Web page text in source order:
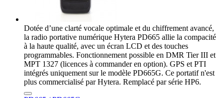
Dotée d’une clarté vocale optimale et du chiffrement avancé,
la radio portative numérique Hytera PD665 allie la compacité
à la haute qualité, avec un écran LCD et des touches
programmables. Fonctionnement possible en DMR Tier III et
MPT 1327 (licences à commander en option). GPS et PTI
intégrés uniquement sur le modèle PD665G. Ce portatif n'est
plus commercialisé par Hytera. Remplacé par série HP6.